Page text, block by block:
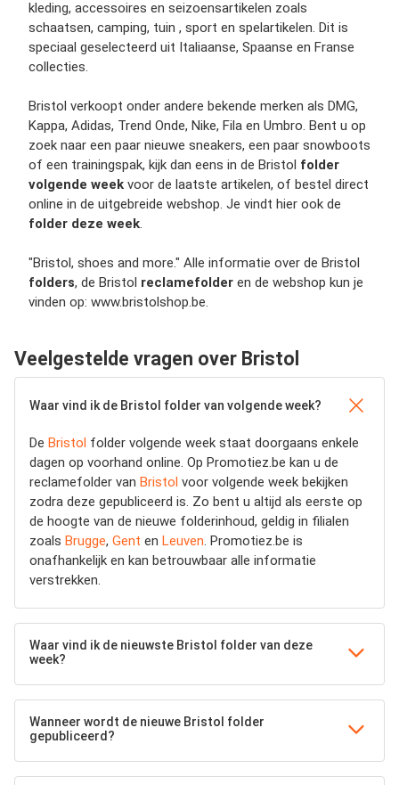
kleding, accessoires en seizoensartikelen zoals
schaatsen, camping, tuin , sport en spelartikelen. Dit is
speciaal geselecteerd uit Italiaanse, Spaanse en Franse
collecties.
Bristol verkoopt onder andere bekende merken als DMG,
Kappa, Adidas, Trend Onde, Nike, Fila en Umbro. Bent u op
zoek naar een paar nieuwe sneakers, een paar snowboots
of een trainingspak, kijk dan eens in de Bristol folder
volgende week voor de laatste artikelen, of bestel direct
online in de uitgebreide webshop. Je vindt hier ook de
folder deze week.
"Bristol, shoes and more." Alle informatie over de Bristol
folders, de Bristol reclamefolder en de webshop kun je
vinden op: www.bristolshop.be.
Veelgestelde vragen over Bristol
Waar vind ik de Bristol folder van volgende week?
De Bristol folder volgende week staat doorgaans enkele
dagen op voorhand online. Op Promotiez.be kan u de
reclamefolder van Bristol voor volgende week bekijken
zodra deze gepubliceerd is. Zo bent u altijd als eerste op
de hoogte van de nieuwe folderinhoud, geldig in filialen
zoals Brugge, Gent en Leuven. Promotiez.be is
onafhankelijk en kan betrouwbaar alle informatie
verstrekken.
Waar vind ik de nieuwste Bristol folder van deze
week?
Wanneer wordt de nieuwe Bristol folder
gepubliceerd?